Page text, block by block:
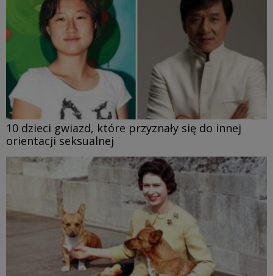
10 dzieci gwiazd, które przyznały się do innej
orientacji seksualnej